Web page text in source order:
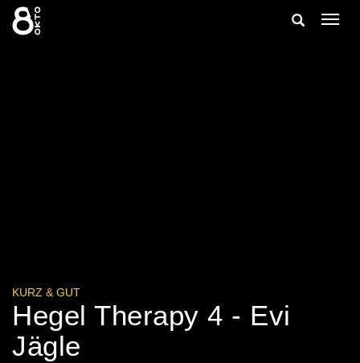
Zum
Inhalt
springen
Suche
KURZ & GUT
Hegel Therapy 4 - Evi
Jägle